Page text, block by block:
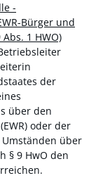
-
Bürger und
1 HWO)
der
über den
oder der
über
§ 9 HwO den